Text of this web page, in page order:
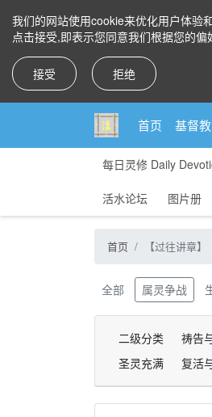
我们的网站使用cookie来优化用户体验
点击接受,即表示您同意我们根据您的偏
接受 拒绝
首页 基督
每日灵修 Daily
活水论坛 图片册
首页 【过往讲章】
全部 属灵争战
二级分类 祷告
圣灵充满
复活